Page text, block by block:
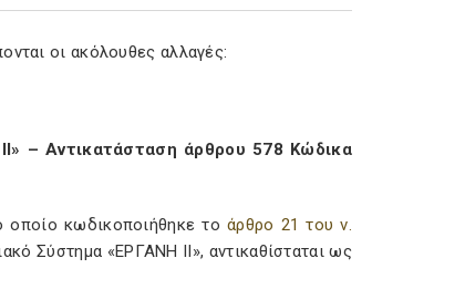
οι ακόλουθες αλλαγές:
– Αντικατάσταση άρθρου 578 Κώδικα
οποίο κωδικοποιήθηκε τοάρθρο 21 του ν.
Σύστημα «ΕΡΓΑΝΗ ΙΙ», αντικαθίσταται ως